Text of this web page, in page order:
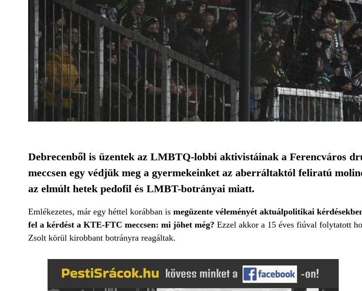
Debrecenből is üzentek az LMBTQ-lobbi aktivistáinak a Ferencváros
meccsen egy védjük meg a gyermekeinket az aberráltaktól feliratú
az elmúlt hetek pedofil és LMBT-botrányai miatt.
Emlékezetes, már egy héttel korábban is megüzente véleményét aktuálpolitikai
fel a kérdést a KTE-FTC meccsen: mi jöhet még? Ezzel akkor a 15 éves fiúval folytatott
Zsolt körül kirobbant botrányra reagáltak.